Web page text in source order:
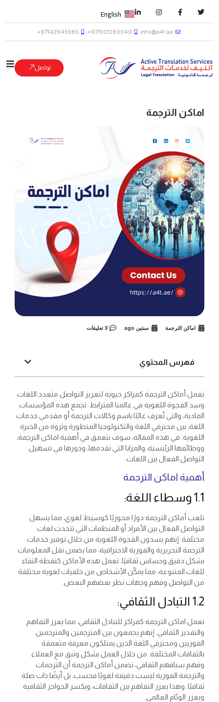
info@a4t.ae
971501289040+
97142945585+
English
تواصل
اماكن الترجمة
اماكن الترجمة سنتين ago لا تعليقات
فهرس المحتوي
تعمل أماكن الترجمة كمراكز حيوية لتعزيز التواصل متعدد اللغات
وسد الفجوة اللغوية في عالمنا المترابط. تجمع هذه المؤسسات
المادية، والتي تُعرف غالبًا باسم وكالات الترجمة أو مقدمي خدمات
اللغة، بين محترفي اللغة والتكنولوجيا المتطورة وثروة من الخبرة
اللغوية. في هذه المقالة، سوف نتعمق في أهمية اماكن الترجمة،
ووظائفها الرئيسية، والمزايا التي تقدمها، ودورها في تسهيل
التواصل الفعال بين اللغات.
أهمية اماكن الترجمة
1.1 وسطاء اللغة:
تلعب أماكن الترجمة دورًا محوريًا كوسيط لغوي، مما يسهل
التواصل الفعال بين الأفراد أو المنظمات التي تتحدث لغات
مختلفة. إنهم يسدون الفجوة اللغوية من خلال توفير خدمات
الترجمة التحريرية والفورية الاحترافية، مما يضمن نقل المعلومات
بشكل دقيق وحساس ثقافيًا. تعمل هذه الأماكن كنقطة التقاء
للغات المتنوعة، مما يمكّن الأشخاص من خلفيات لغوية مختلفة
من التواصل وفهم وجهات نظر بعضهم البعض.
1.2 التبادل الثقافي:
تعمل اماكن الترجمة كمراكز للتبادل الثقافي، مما يعزز التفاهم
والتقدير الثقافي. إنهم يجمعون بين المترجمين والمترجمين
الفوريين ومحترفي اللغة الذين يمتلكون معرفة متعمقة
بالثقافات المختلفة. من خلال العمل بشكل وثيق مع العملاء
وفهم سياقهم الثقافي، تضمن أماكن الترجمة أن الترجمات
والترجمة الفورية ليست دقيقة لغويًا فحسب، بل أيضًا ذات صلة
ثقافيًا. وهذا يعزز التفاهم بين الثقافات، ويكسر الحواجز الثقافية
ويعزز الوئام العالمي.